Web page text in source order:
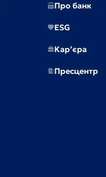
Про банк
ESG
Кар’єра
Пресцентр